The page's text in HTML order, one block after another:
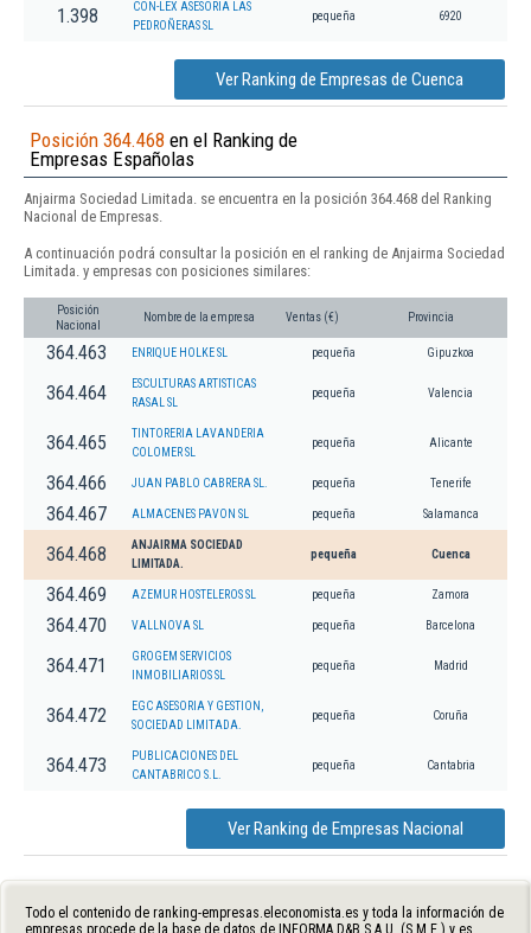
1.398
CON-LEX ASESORIA LAS
PEDROÑERAS SL
pequeña 6920
Ver Ranking de Empresas de Cuenca
Posición 364.468 en el Ranking de
Empresas Españolas
Anjairma Sociedad Limitada. se encuentra en la posición 364.468 del Ranking
Nacional de Empresas.
A continuación podrá consultar la posición en el ranking de Anjairma Sociedad
Limitada. y empresas con posiciones similares:
Posición
Nacional
Nombre de la empresa Ventas (€) Provincia
364.463 ENRIQUE HOLKE SL pequeña Gipuzkoa
364.464
ESCULTURAS ARTISTICAS
RASAL SL
pequeña Valencia
364.465
TINTORERIA LAVANDERIA
COLOMER SL
pequeña Alicante
364.466 JUAN PABLO CABRERA SL. pequeña Tenerife
364.467 ALMACENES PAVON SL pequeña Salamanca
364.468
ANJAIRMA SOCIEDAD
LIMITADA.
pequeña Cuenca
364.469 AZEMUR HOSTELEROS SL pequeña Zamora
364.470 VALLNOVA SL pequeña Barcelona
364.471
GROGEM SERVICIOS
INMOBILIARIOS SL
pequeña Madrid
364.472
EGC ASESORIA Y GESTION,
SOCIEDAD LIMITADA.
pequeña Coruña
364.473
PUBLICACIONES DEL
CANTABRICO S.L.
pequeña Cantabria
Ver Ranking de Empresas Nacional
Todo el contenido de ranking-empresas.eleconomista.es y toda la información de
empresas procede de la base de datos de INFORMA D&B S.A.U. (S.M.E.) y es